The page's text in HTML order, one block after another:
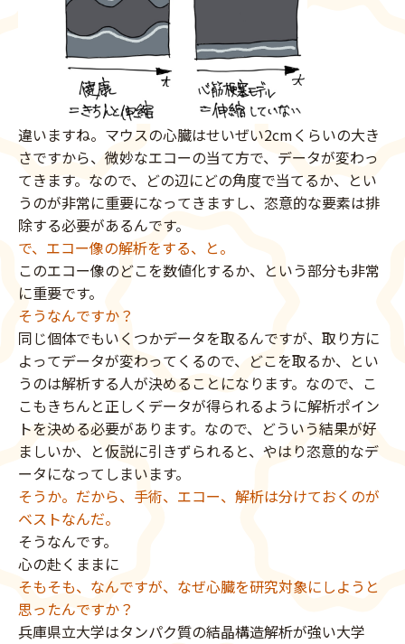
違いますね。マウスの心臓はせいぜい2cmくらいの大き
さですから、微妙なエコーの当て方で、データが変わっ
てきます。なので、どの辺にどの角度で当てるか、とい
うのが非常に重要になってきますし、恣意的な要素は排
除する必要があるんです。
で、エコー像の解析をする、と。
このエコー像のどこを数値化するか、という部分も非常
に重要です。
そうなんですか？
同じ個体でもいくつかデータを取るんですが、取り方に
よってデータが変わってくるので、どこを取るか、とい
うのは解析する人が決めることになります。なので、こ
こもきちんと正しくデータが得られるように解析ポイン
トを決める必要があります。なので、どういう結果が好
ましいか、と仮説に引きずられると、やはり恣意的なデ
ータになってしまいます。
そうか。だから、手術、エコー、解析は分けておくのが
ベストなんだ。
そうなんです。
心の赴くままに
そもそも、なんですが、なぜ心臓を研究対象にしようと
思ったんですか？
兵庫県立大学はタンパク質の結晶構造解析が強い大学